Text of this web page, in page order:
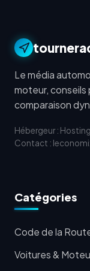
Le média
moteur,
comparaison
Hébergeur :
Contact :
Catégories
Code de la
Voitures &